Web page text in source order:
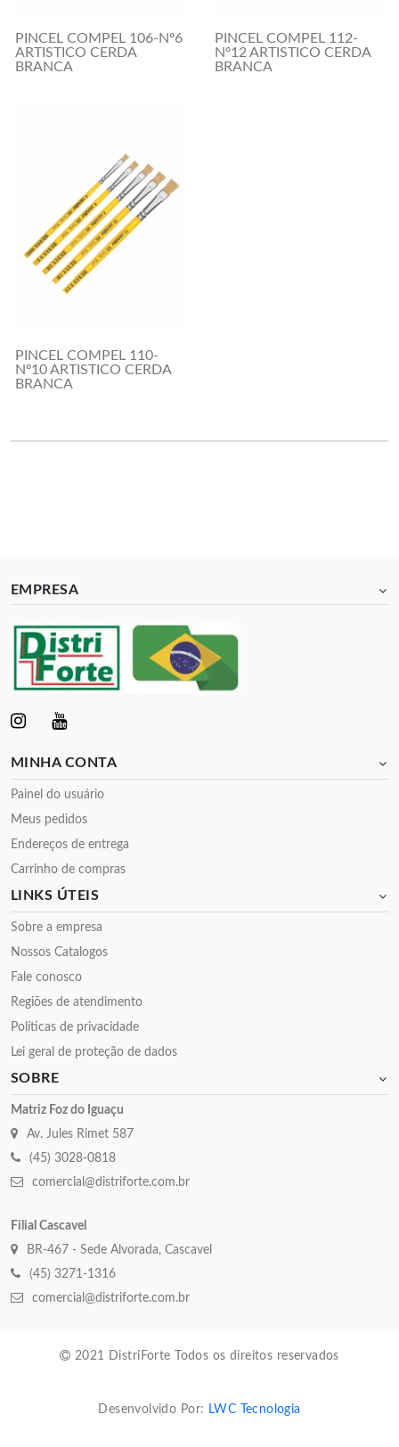
PINCEL COMPEL 106-Nº6
ARTISTICO CERDA
BRANCA
PINCEL COMPEL 112-
Nº12 ARTISTICO CERDA
BRANCA
PINCEL COMPEL 110-
Nº10 ARTISTICO CERDA
BRANCA
EMPRESA
MINHA CONTA
Painel do usuário
Meus pedidos
Endereços de entrega
Carrinho de compras
LINKS ÚTEIS
Sobre a empresa
Nossos Catalogos
Fale conosco
Regiões de atendimento
Políticas de privacidade
Lei geral de proteção de dados
SOBRE
Matriz Foz do Iguaçu
Av. Jules Rimet 587
(45) 3028-0818
comercial@distriforte.com.br
Filial Cascavel
BR-467 - Sede Alvorada, Cascavel
(45) 3271-1316
comercial@distriforte.com.br
2021 DistriForte Todos os direitos reservados
Desenvolvido Por: LWC Tecnologia